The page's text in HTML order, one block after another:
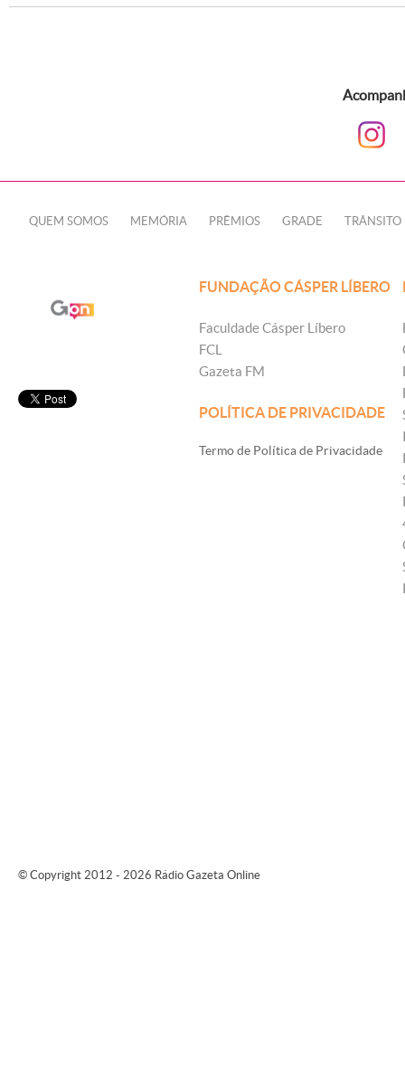
QUEM SOMOS MEMÓRIA PRÊMIOS GRADE TRÂNSITO
FUNDAÇÃO CÁSPER LÍBERO
Faculdade Cásper Líbero
FCL
Gazeta FM
POLÍTICA DE PRIVACIDADE
Termo de Política de Privacidade
© Copyright 2012 - 2026 Rádio Gazeta Online